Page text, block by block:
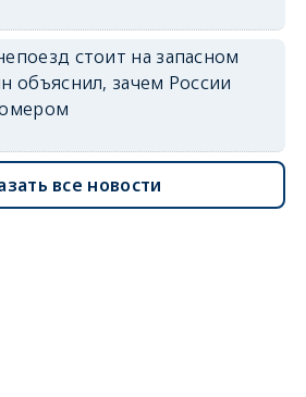
стоит на запасном
объяснил, зачем России
все новости